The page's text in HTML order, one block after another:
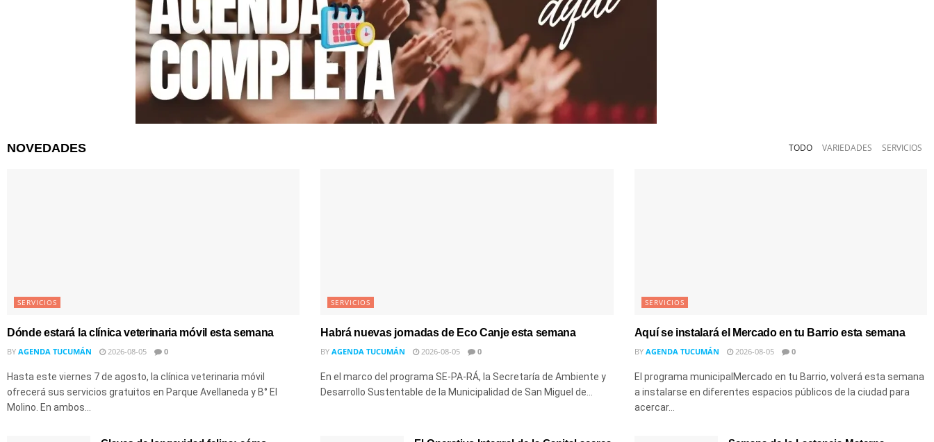
NOVEDADES TODO VARIEDADES SERVICIOS
SERVICIOS
Dónde estará la clínica veterinaria móvil esta semana
BY AGENDA TUCUMÁN 2026-08-05 0
Hasta este viernes 7 de agosto, la clínica veterinaria móvil
ofrecerá sus servicios gratuitos en Parque Avellaneda y B° El
Molino. En ambos...
SERVICIOS
Habrá nuevas jornadas de Eco Canje esta semana
BY AGENDA TUCUMÁN 2026-08-05 0
En el marco del programa SE-PA-RÁ, la Secretaría de Ambiente y
Desarrollo Sustentable de la Municipalidad de San Miguel de...
SERVICIOS
Aquí se instalará el Mercado en tu Barrio esta semana
BY AGENDA TUCUMÁN 2026-08-05 0
El programa municipalMercado en tu Barrio, volverá esta semana
a instalarse en diferentes espacios públicos de la ciudad para
acercar...